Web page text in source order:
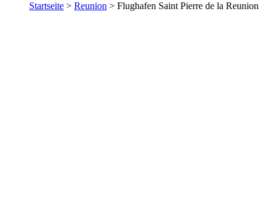
Startseite > Reunion > Flughafen Saint Pierre de la Reunion